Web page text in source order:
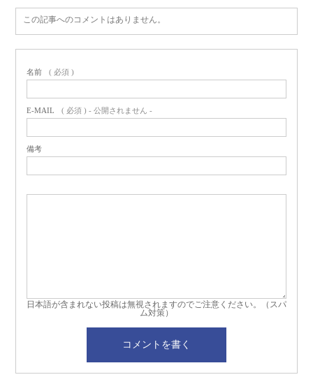
この記事へのコメントはありません。
名前 ( 必須 )
E-MAIL ( 必須 ) - 公開されません -
備考
日本語が含まれない投稿は無視されますのでご注意ください。（スパ
ム対策）